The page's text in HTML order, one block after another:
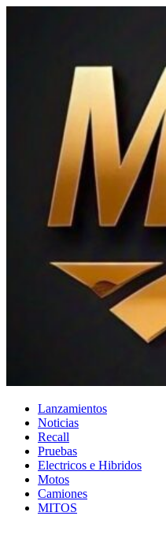
Lanzamientos
Noticias
Recall
Pruebas
Electricos e Hibridos
Motos
Camiones
MITOS